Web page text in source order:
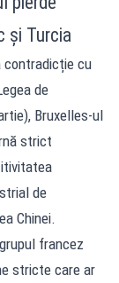
și Turcia
contradicție cu
de
Bruxelles-ul
strict
de
Chinei.
francez
stricte care ar